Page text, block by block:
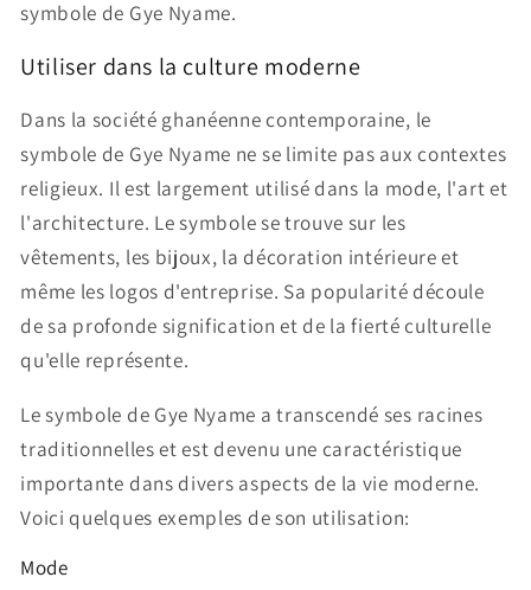
symbole de Gye Nyame.
Utiliser dans la culture moderne
Dans la société ghanéenne contemporaine, le
symbole de Gye Nyame ne se limite pas aux contextes
religieux. Il est largement utilisé dans la mode, l'art et
l'architecture. Le symbole se trouve sur les
vêtements, les bijoux, la décoration intérieure et
même les logos d'entreprise. Sa popularité découle
de sa profonde signification et de la fierté culturelle
qu'elle représente.
Le symbole de Gye Nyame a transcendé ses racines
traditionnelles et est devenu une caractéristique
importante dans divers aspects de la vie moderne.
Voici quelques exemples de son utilisation:
Mode